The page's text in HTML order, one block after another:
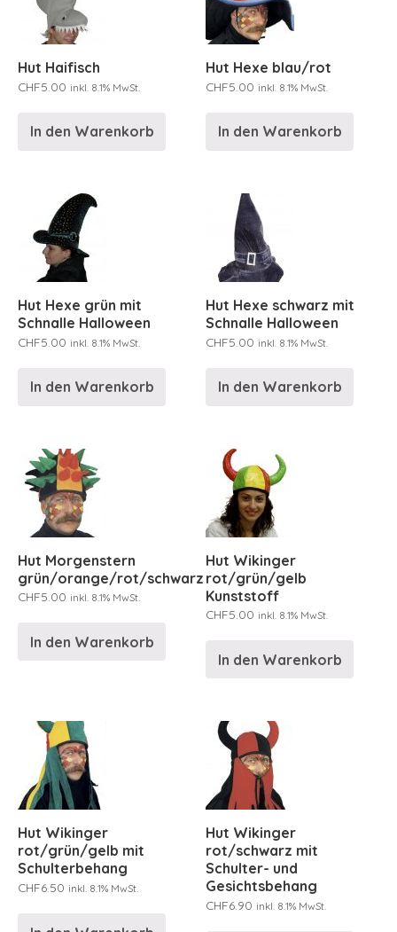
Hut Haifisch
CHF5.00 inkl. 8.1% MwSt.
In den Warenkorb
Hut Hexe blau/rot
CHF5.00 inkl. 8.1% MwSt.
In den Warenkorb
Hut Hexe grün mit
Schnalle Halloween
CHF5.00 inkl. 8.1% MwSt.
In den Warenkorb
Hut Hexe schwarz mit
Schnalle Halloween
CHF5.00 inkl. 8.1% MwSt.
In den Warenkorb
Hut Morgenstern
grün/orange/rot/schwarz
CHF5.00 inkl. 8.1% MwSt.
In den Warenkorb
Hut Wikinger
rot/grün/gelb
Kunststoff
CHF5.00 inkl. 8.1% MwSt.
In den Warenkorb
Hut Wikinger
rot/grün/gelb mit
Schulterbehang
CHF6.50 inkl. 8.1% MwSt.
Hut Wikinger
rot/schwarz mit
Schulter- und
Gesichtsbehang
CHF6.90 inkl. 8.1% MwSt.